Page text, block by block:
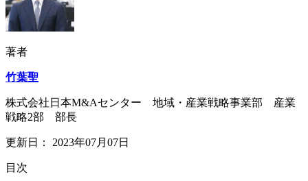
著者
竹葉聖
株式会社日本M&Aセンター 地域・産業戦略事業部 産業
戦略2部 部長
更新日： 2023年07月07日
⽬次